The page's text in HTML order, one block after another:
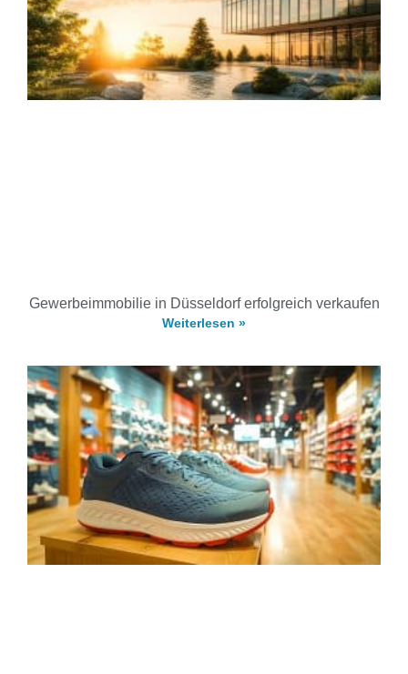
Gewerbeimmobilie in Düsseldorf erfolgreich verkaufen
Weiterlesen »